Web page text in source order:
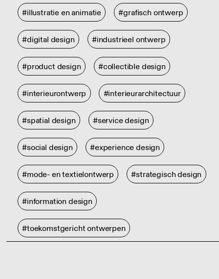
#illustratie en animatie #grafisch ontwerp
#digital design #industrieel ontwerp
#product design #collectible design
#interieurontwerp #interieurarchitectuur
#spatial design #service design
#social design #experience design
#mode- en textielontwerp #strategisch design
#information design
#toekomstgericht ontwerpen